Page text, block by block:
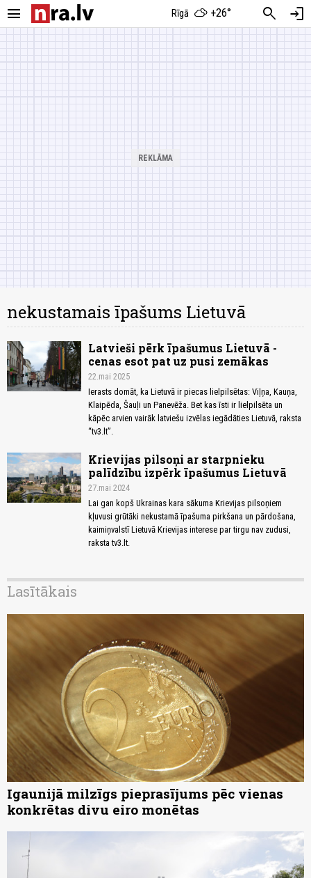
menu Rīgā +26° search login
nekustamais īpašums Lietuvā
Latvieši pērk īpašumus Lietuvā -
cenas esot pat uz pusi zemākas
22.mai 2025
Ierasts domāt, ka Lietuvā ir piecas lielpilsētas: Viļņa, Kauņa,
Klaipēda, Šauļi un Panevēža. Bet kas īsti ir lielpilsēta un
kāpēc arvien vairāk latviešu izvēlas iegādāties Lietuvā, raksta
“tv3.lt”.
Krievijas pilsoņi ar starpnieku
palīdzību izpērk īpašumus Lietuvā
27.mai 2024
Lai gan kopš Ukrainas kara sākuma Krievijas pilsoņiem
kļuvusi grūtāki nekustamā īpašuma pirkšana un pārdošana,
kaimiņvalstī Lietuvā Krievijas interese par tirgu nav zudusi,
raksta tv3.lt.
Lasītākais
Igaunijā milzīgs pieprasījums pēc vienas
konkrētas divu eiro monētas